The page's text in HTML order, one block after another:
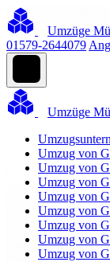
Umzüge
01579-2644079
Umzüge
Umzug von
Umzug von
Umzug von
Umzug von
Umzug von
Umzug von
Umzug von
Umzug von